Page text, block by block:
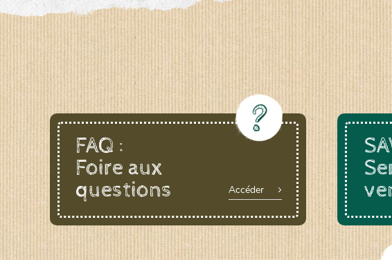
FAQ :
Foire aux
questions
Accéder